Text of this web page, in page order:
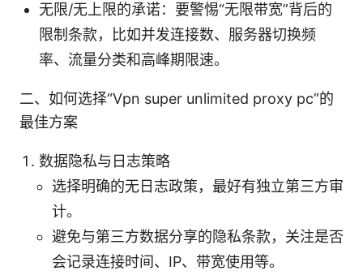
无限/无上限的承诺：要警惕“无限带宽”背后的
限制条款，比如并发连接数、服务器切换频
率、流量分类和高峰期限速。
二、如何选择“Vpn super unlimited proxy pc”的
最佳方案
数据隐私与日志策略
选择明确的无日志政策，最好有独立第三方审
计。
避免与第三方数据分享的隐私条款，关注是否
会记录连接时间、IP、带宽使用等。